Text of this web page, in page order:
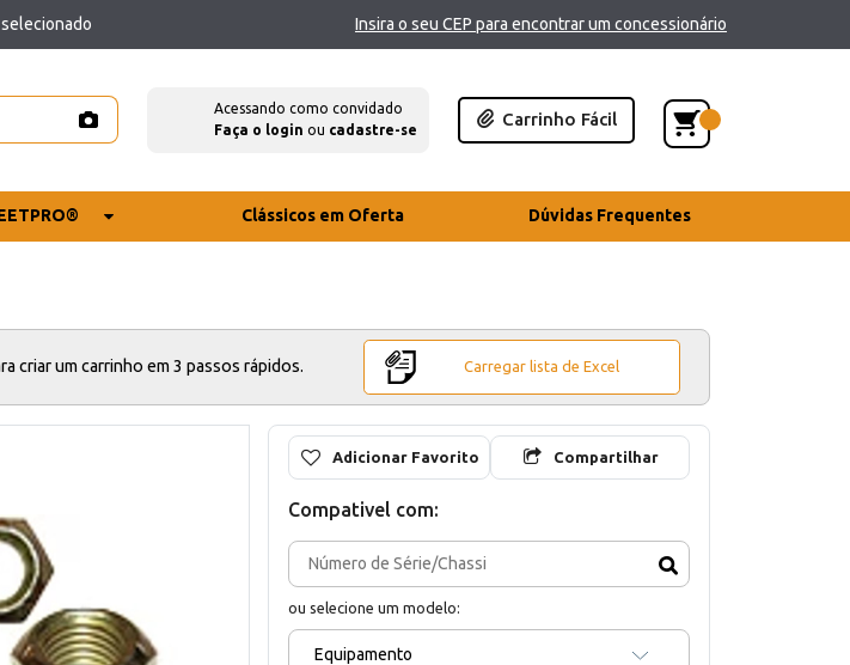
Insira o seu CEP para encontrar um concessionário
Acessando como convidado
Faça o login ou cadastre-se
Carrinho Fácil
Clássicos em Oferta Dúvidas Frequentes
criar um carrinho em 3 passos rápidos. Carregar lista de Excel
Adicionar Favorito Compartilhar
Compativel com:
ou selecione um modelo:
Equipamento